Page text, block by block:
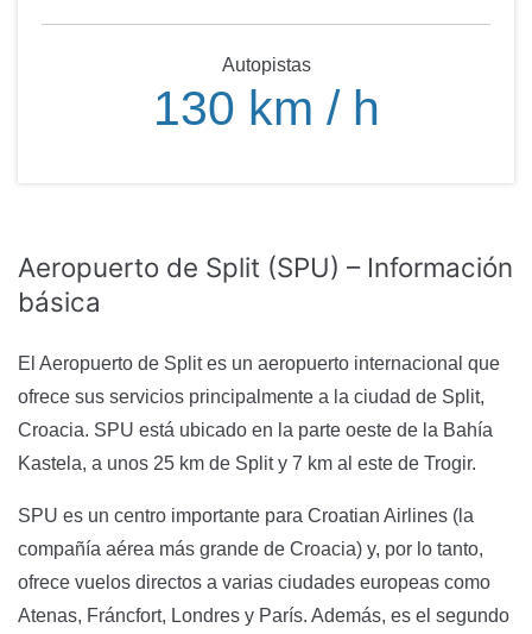
Autopistas
130 km / h
Aeropuerto de Split (SPU) – Información
básica
El Aeropuerto de Split es un aeropuerto internacional que
ofrece sus servicios principalmente a la ciudad de Split,
Croacia. SPU está ubicado en la parte oeste de la Bahía
Kastela, a unos 25 km de Split y 7 km al este de Trogir.
SPU es un centro importante para Croatian Airlines (la
compañía aérea más grande de Croacia) y, por lo tanto,
ofrece vuelos directos a varias ciudades europeas como
Atenas, Fráncfort, Londres y París. Además, es el segundo